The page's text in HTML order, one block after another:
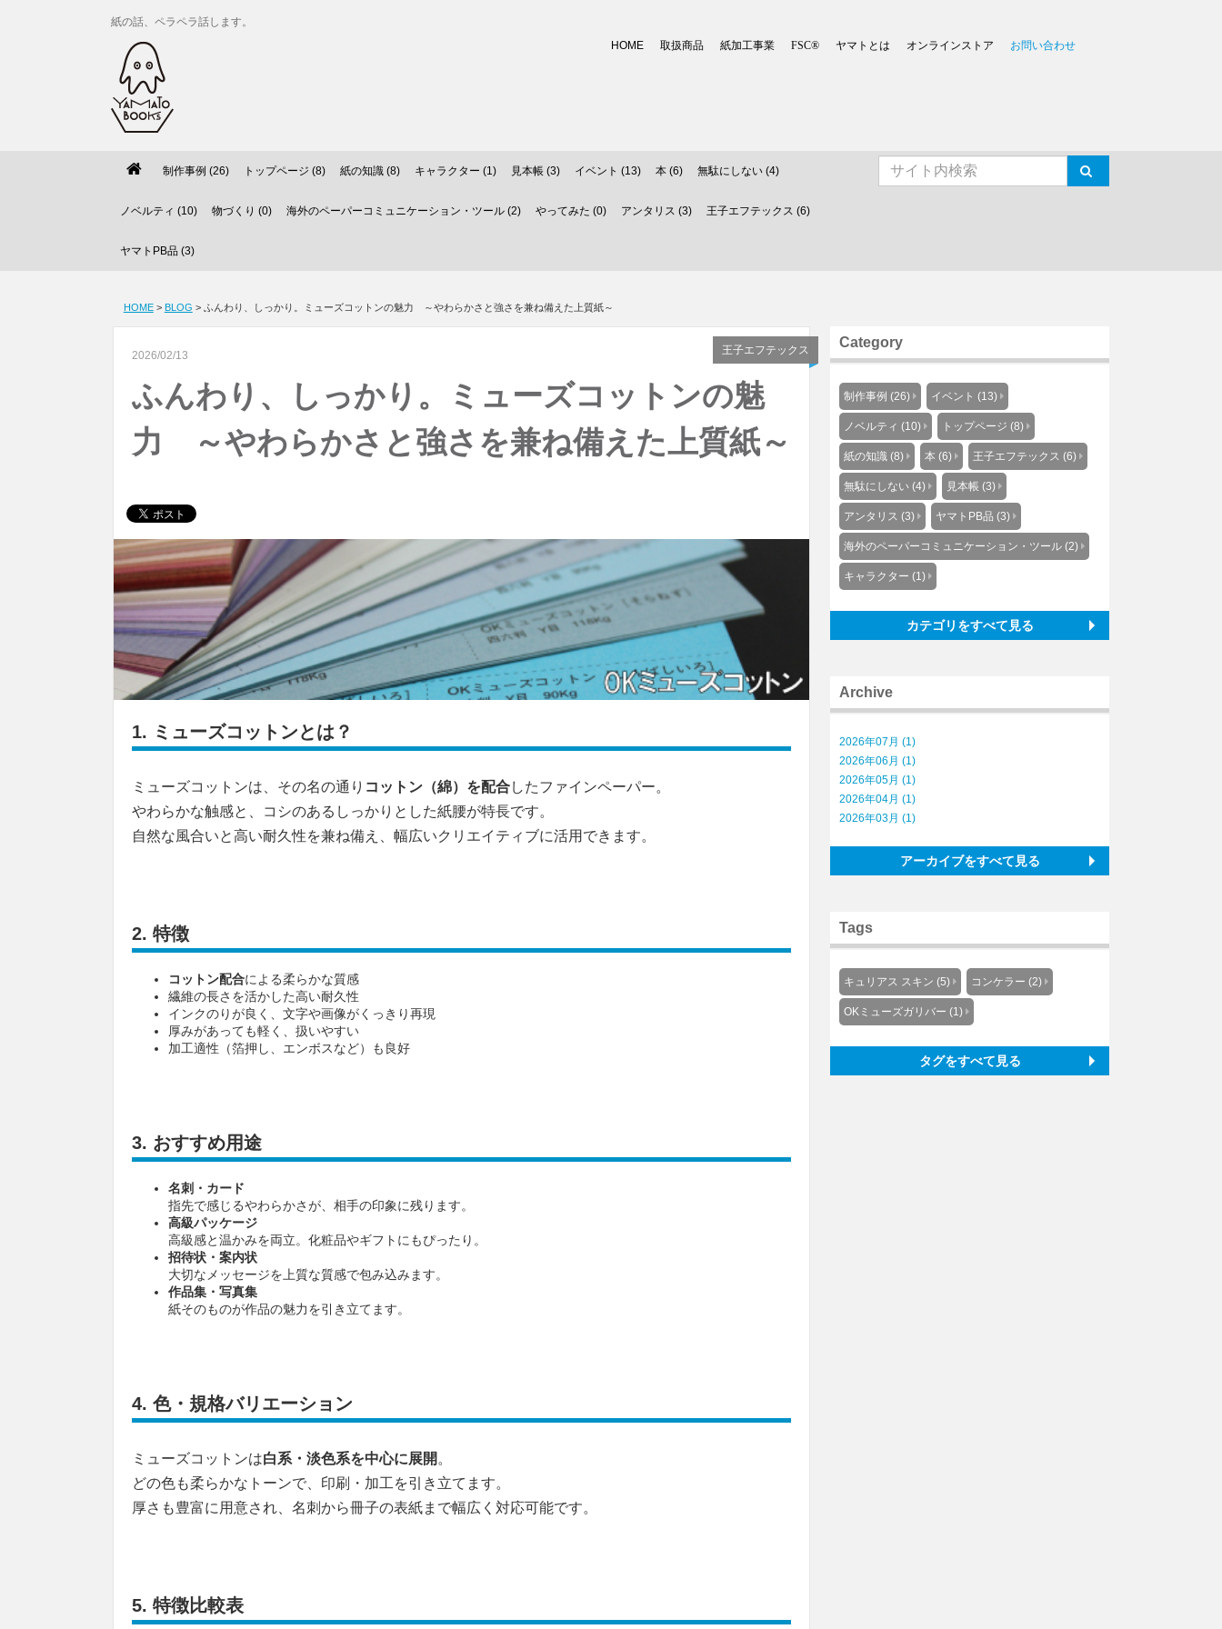
紙の話、ペラペラ話します。
HOME
取扱商品 紙加工事業 FSC® ヤマトとは オンラインストア お問い合わせ
制作事例 (26) トップページ (8) 紙の知識 (8) キャラクター (1) 見本帳 (3) イベント (13) 本 (6) 無駄にしない (4)
ノベルティ (10) 物づくり (0) 海外のペーパーコミュニケーション・ツール (2) やってみた (0) アンタリス (3) 王子エフテックス (6)
ヤマトPB品 (3)
HOME> BLOG > ふんわり、しっかり。ミューズコットンの魅力 ～やわらかさと強さを兼ね備えた上質紙～
王子エフテックス
2026/02/13
ふんわり、しっかり。ミューズコットンの魅
力 ～やわらかさと強さを兼ね備えた上質紙～
1. ミューズコットンとは？
ミューズコットンは、その名の通り コットン（綿）を配合したファインペーパー。
やわらかな触感と、コシのあるしっかりとした紙腰が特長です。
自然な風合いと高い耐久性を兼ね備え、幅広いクリエイティブに活用できます。
2. 特徴
コットン配合による柔らかな質感
繊維の長さを活かした高い耐久性
インクのりが良く、文字や画像がくっきり再現
厚みがあっても軽く、扱いやすい
加工適性（箔押し、エンボスなど）も良好
3. おすすめ用途
名刺・カード
指先で感じるやわらかさが、相手の印象に残ります。
高級パッケージ
高級感と温かみを両立。化粧品やギフトにもぴったり。
招待状・案内状
大切なメッセージを上質な質感で包み込みます。
作品集・写真集
紙そのものが作品の魅力を引き立てます。
4. 色・規格バリエーション
ミューズコットンは白系・淡色系を中心に展開 。
どの色も柔らかなトーンで、印刷・加工を引き立てます。
厚さも豊富に用意され、名刺から冊子の表紙まで幅広く対応可能です。
5. 特徴比較表
Category
制作事例 (26) イベント (13)
ノベルティ (10) トップページ (8)
紙の知識 (8) 本 (6) 王子エフテックス (6)
無駄にしない (4) 見本帳 (3)
アンタリス (3) ヤマトPB品 (3)
海外のペーパーコミュニケーション・ツール (2)
キャラクター (1)
カテゴリをすべて見る
Archive
2026年07月 (1)
2026年06月 (1)
2026年05月 (1)
2026年04月 (1)
2026年03月 (1)
アーカイブをすべて見る
Tags
キュリアス スキン (5) コンケラー (2)
OKミューズガリバー (1)
タグをすべて見る